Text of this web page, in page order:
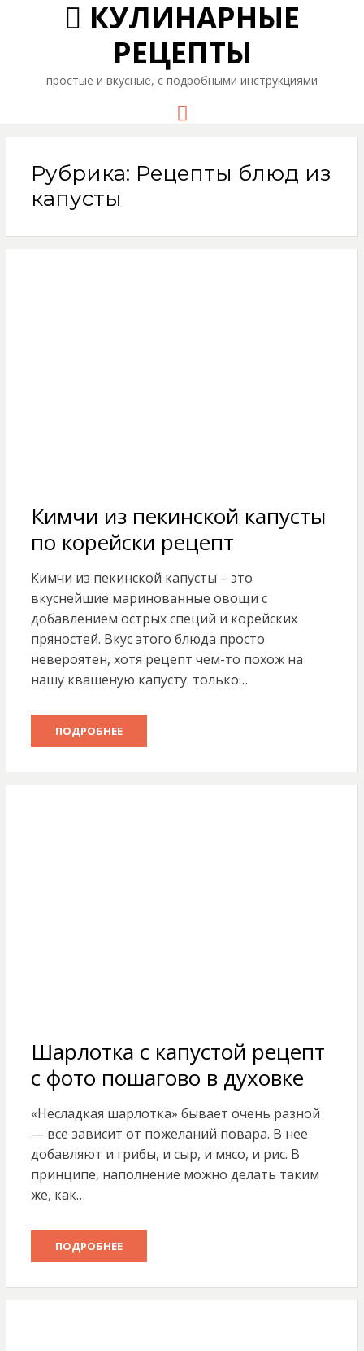
КУЛИНАРНЫЕ
РЕЦЕПТЫ
простые и вкусные, с подробными инструкциями
Рубрика: Рецепты блюд из
капусты
Кимчи из пекинской капусты
по корейски рецепт
Кимчи из пекинской капусты – это
вкуснейшие маринованные овощи с
добавлением острых специй и корейских
пряностей. Вкус этого блюда просто
невероятен, хотя рецепт чем-то похож на
нашу квашеную капусту. только…
ПОДРОБНЕЕ
Шарлотка с капустой рецепт
с фото пошагово в духовке
«Несладкая шарлотка» бывает очень разной
— все зависит от пожеланий повара. В нее
добавляют и грибы, и сыр, и мясо, и рис. В
принципе, наполнение можно делать таким
же, как…
ПОДРОБНЕЕ